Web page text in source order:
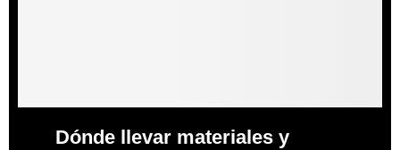
Dónde llevar materiales y